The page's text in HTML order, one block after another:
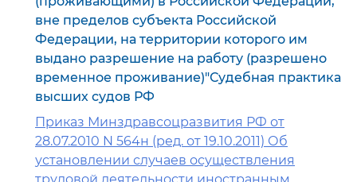
вне пределов субъекта Российской
Федерации, на территории которого им
выдано разрешение на работу (разрешено
временное проживание)"Судебная практика
высших судов РФ
Приказ Минздравсоцразвития РФ от
28.07.2010 N 564н (ред. от 19.10.2011) Об
установлении случаев осуществления